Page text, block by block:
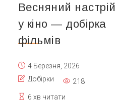
Весняний настрій
у кіно — добірка
фільмів
4 Березня, 2026
Добірки
218
6 хв читати